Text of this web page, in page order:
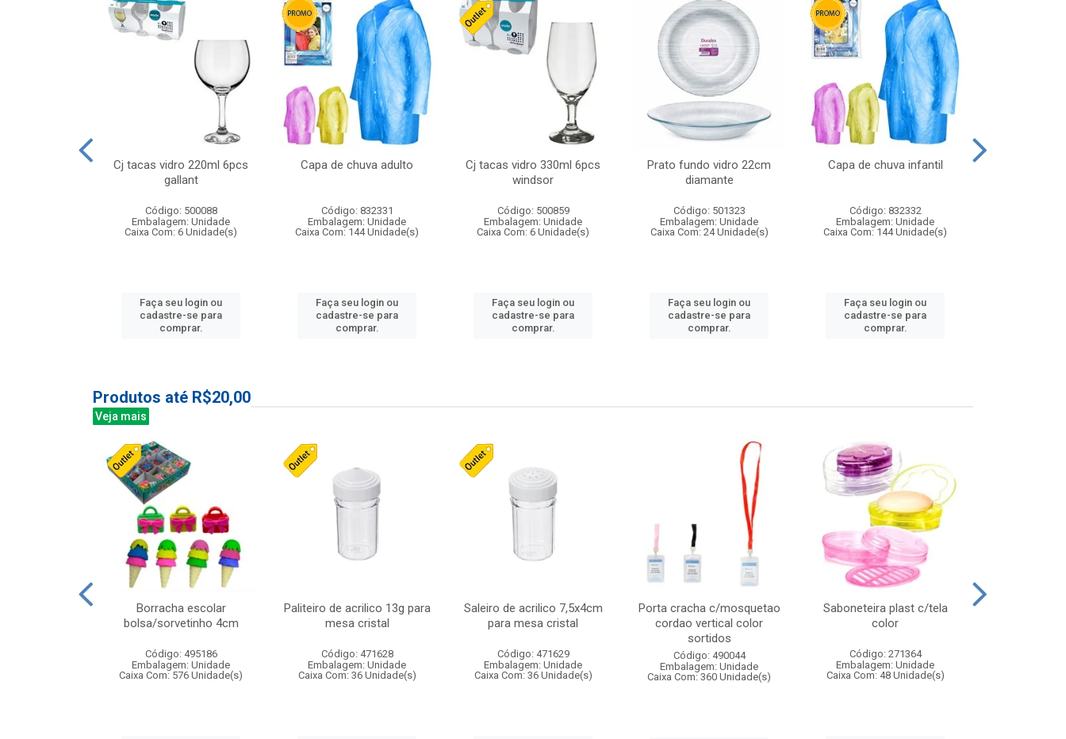
Cj tacas vidro 220ml 6pcs
gallant
Código: 500088
Embalagem: Unidade
Caixa Com: 6 Unidade(s)
Faça seu login ou
cadastre-se para
comprar.
Capa de chuva adulto
Código: 832331
Embalagem: Unidade
Caixa Com: 144 Unidade(s)
Faça seu login ou
cadastre-se para
comprar.
Cj tacas vidro 330ml 6pcs
windsor
Código: 500859
Embalagem: Unidade
Caixa Com: 6 Unidade(s)
Faça seu login ou
cadastre-se para
comprar.
Prato fundo vidro 22cm
diamante
Código: 501323
Embalagem: Unidade
Caixa Com: 24 Unidade(s)
Faça seu login ou
cadastre-se para
comprar.
Capa de chuva infantil
Código: 832332
Embalagem: Unidade
Caixa Com: 144 Unidade(s)
Faça seu login ou
cadastre-se para
comprar.
Produtos até R$20,00
Veja mais
Borracha escolar
bolsa/sorvetinho 4cm
Código: 495186
Embalagem: Unidade
Caixa Com: 576 Unidade(s)
Paliteiro de acrilico 13g para
mesa cristal
Código: 471628
Embalagem: Unidade
Caixa Com: 36 Unidade(s)
Saleiro de acrilico 7,5x4cm
para mesa cristal
Código: 471629
Embalagem: Unidade
Caixa Com: 36 Unidade(s)
Porta cracha c/mosquetao
cordao vertical color
sortidos
Código: 490044
Embalagem: Unidade
Caixa Com: 360 Unidade(s)
Saboneteira plast c/tela
color
Código: 271364
Embalagem: Unidade
Caixa Com: 48 Unidade(s)